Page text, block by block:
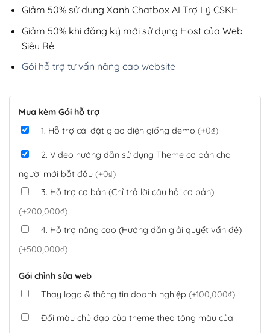
Giảm 50% sử dụng Xanh Chatbox AI Trợ Lý CSKH
Giảm 50% khi đăng ký mới sử dụng Host của Web
Siêu Rẻ
Gói hỗ trợ tư vấn nâng cao website
Mua kèm Gói hỗ trợ
1. Hỗ trợ cài đặt giao diện giống demo (+0₫)
2. Video hướng dẫn sử dụng Theme cơ bản cho
người mới bắt đầu (+0₫)
3. Hỗ trợ cơ bản (Chỉ trả lời câu hỏi cơ bản)
(+200,000₫)
4. Hỗ trợ nâng cao (Hướng dẫn giải quyết vấn đề)
(+500,000₫)
Gói chỉnh sửa web
Thay logo & thông tin doanh nghiệp (+100,000₫)
Đổi màu chủ đạo của theme theo tông màu của